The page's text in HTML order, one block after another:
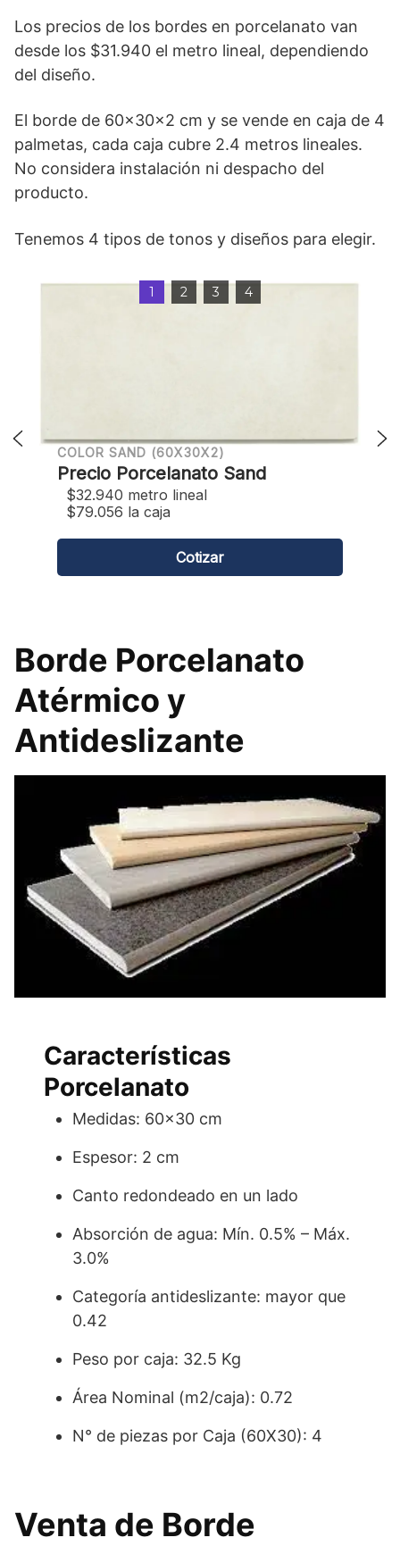
Los precios de los bordes en porcelanato van
desde los $31.940 el metro lineal, dependiendo
del diseño.
El borde de 60x30x2 cm y se vende en caja de 4
palmetas, cada caja cubre 2.4 metros lineales.
No considera instalación ni despacho del
producto.
Tenemos 4 tipos de tonos y diseños para elegir.
PORCELANATO UNIQUE (60X30X2)
Precio Porcelanato Unique
$32.940 metro lineal
$79.056 la caja
Cotizar
1 2 3 4
Borde Porcelanato
Atérmico y
Antideslizante
Características
Porcelanato
Medidas: 60×30 cm
Espesor: 2 cm
Canto redondeado en un lado
Absorción de agua: Mín. 0.5% – Máx.
3.0%
Categoría antideslizante: mayor que
0.42
Peso por caja: 32.5 Kg
Área Nominal (m2/caja): 0.72
N° de piezas por Caja (60X30): 4
Venta de Borde